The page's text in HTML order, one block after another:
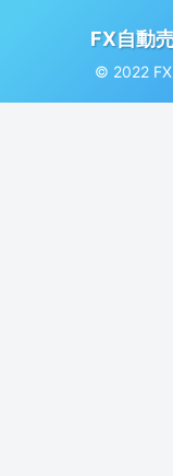
FX自動
© 2022 FX